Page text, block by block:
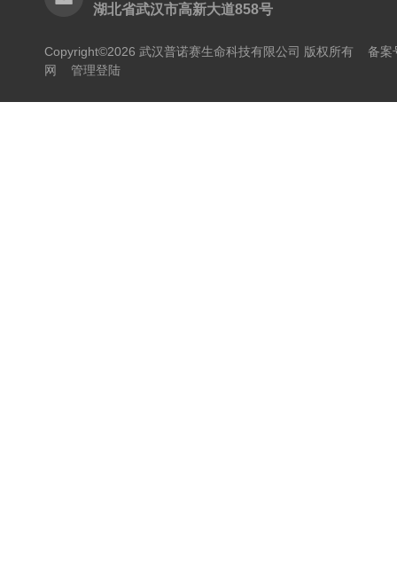
湖北省武汉市高新大道858号
Copyright©2026 武汉普诺赛生命科技有限公司 版权所有 备案
网
管理登陆